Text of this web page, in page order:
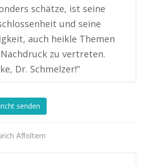
schätze, ist seine
und seine
auch heikle Themen
zu vertreten.
Dr. Schmelzer!“
senden
Affoltern